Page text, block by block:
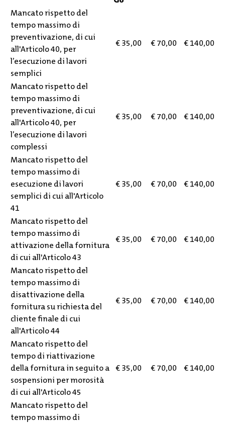
Mancato rispetto del
tempo massimo di
preventivazione, di cui
all'Articolo 40, per
l’esecuzione di lavori
semplici
€ 35,00 € 70,00 € 140,00
Mancato rispetto del
tempo massimo di
preventivazione, di cui
all'Articolo 40, per
l’esecuzione di lavori
complessi
€ 35,00 €70,00 € 140,00
Mancato rispetto del
tempo massimo di
esecuzione di lavori
semplici di cui all'Articolo
41
€ 35,00 €70,00 € 140,00
Mancato rispetto del
tempo massimo di
attivazione della fornitura
di cui all'Articolo 43
€ 35,00 €70,00 € 140,00
Mancato rispetto del
tempo massimo di
disattivazione della
fornitura su richiesta del
cliente finale di cui
all'Articolo 44
€ 35,00 €70,00 € 140,00
Mancato rispetto del
tempo di riattivazione
della fornitura in seguito a
sospensioni per morosità
di cui all'Articolo 45
€ 35,00 €70,00 € 140,00
Mancato rispetto del
tempo massimo di